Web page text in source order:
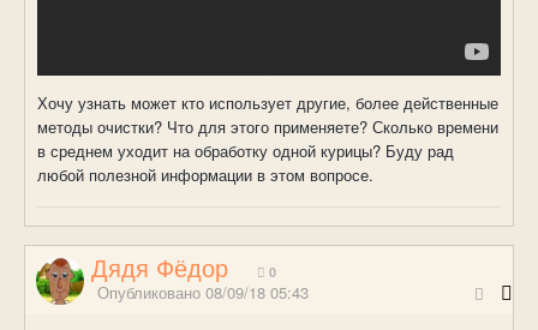
Хочу узнать может кто использует другие, более действенные
методы очистки? Что для этого применяете? Сколько времени
в среднем уходит на обработку одной курицы? Буду рад
любой полезной информации в этом вопросе.
Дядя Фёдор 0
Опубликовано 08/09/18 05:43